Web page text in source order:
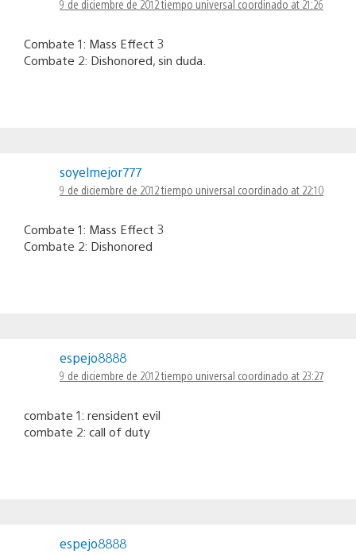
9 de diciembre de 2012 tiempo universal coordinado at 21:26
Combate 1: Mass Effect 3
Combate 2: Dishonored, sin duda.
soyelmejor777
9 de diciembre de 2012 tiempo universal coordinado at 22:10
Combate 1: Mass Effect 3
Combate 2: Dishonored
espejo8888
9 de diciembre de 2012 tiempo universal coordinado at 23:27
combate 1: rensident evil
combate 2: call of duty
espejo8888